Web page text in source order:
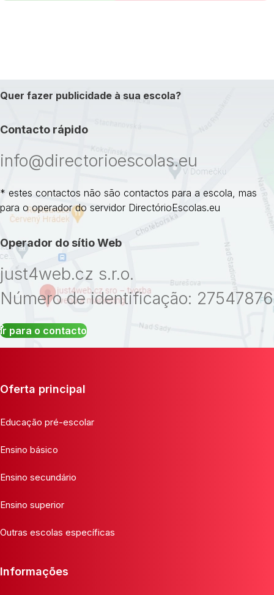
Quer fazer publicidade à sua escola?
Contacto rápido
info@directorioescolas.eu
* estes contactos não são contactos para a escola, mas
para o operador do servidor DirectórioEscolas.eu
Operador do sítio Web
just4web.cz s.r.o.
Número de identificação: 27547876
Ir para o contacto
Oferta principal
Educação pré-escolar
Ensino básico
Ensino secundário
Ensino superior
Outras escolas específicas
Informações